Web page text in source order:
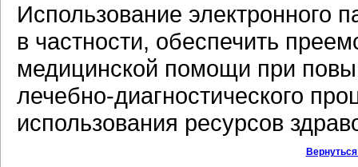
Использование электронного
в частности, обеспечить
медицинской помощи при
лечебно-диагностического
использования ресурсов